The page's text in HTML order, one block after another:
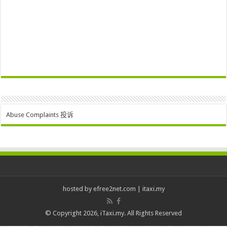
Abuse Complaints 投诉
hosted by efree2net.com itaxi.my
© Copyright 2026, iTaxi.my. All Rights Reserved